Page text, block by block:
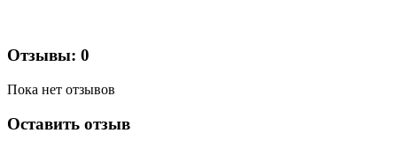
Отзывы: 0
Пока нет отзывов
Оставить отзыв